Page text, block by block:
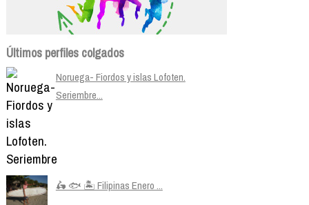
Últimos perfiles colgados
Noruega- Fiordos y islas Lofoten.
Seriembre...
🛵 🐟 🏝️ Filipinas Enero ...